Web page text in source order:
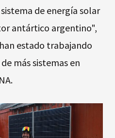
de energía solar
antártico argentino",
estado trabajando
más sistemas en